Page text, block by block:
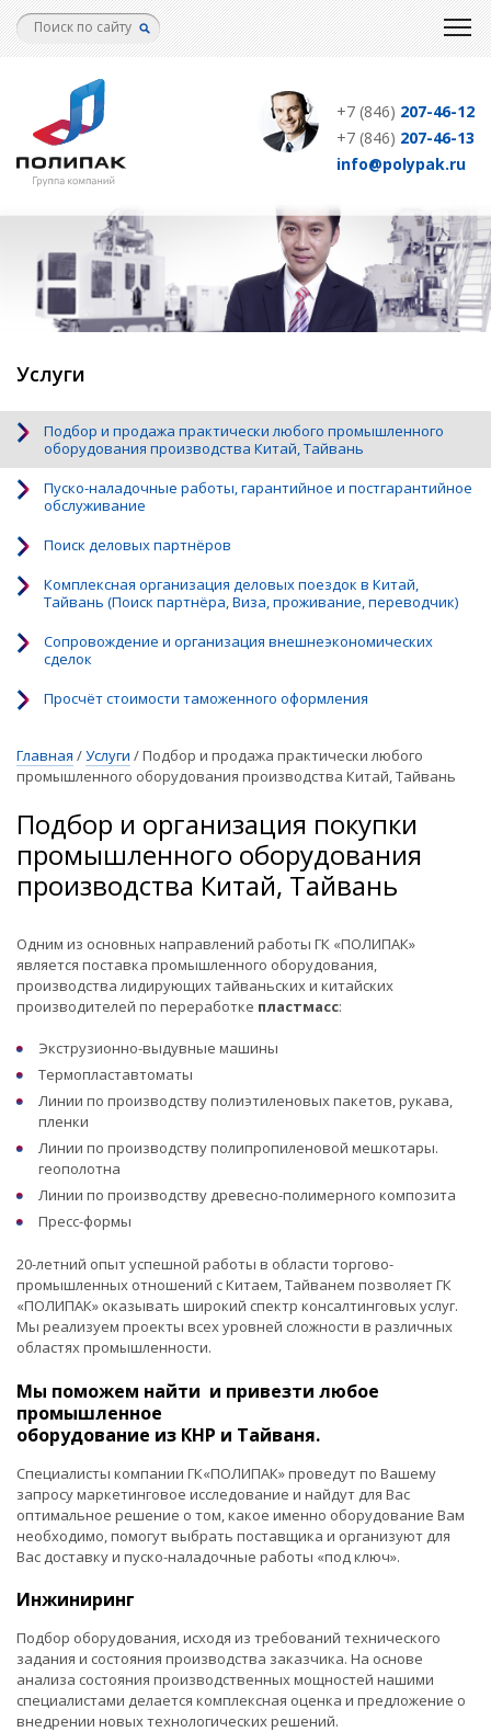
Перейти
к
+7 (846) 207-46-12
+7 (846) 207-46-13
info@polypak.ru
Услуги
Подбор и продажа практически любого промышленного
оборудования производства Китай, Тайвань
Пуско-наладочные работы, гарантийное и постгарантийное
обслуживание
Поиск деловых партнёров
Комплексная организация деловых поездок в Китай,
Тайвань (Поиск партнёра, Виза, проживание, переводчик)
Сопровождение и организация внешнеэкономических
сделок
Просчёт стоимости таможенного оформления
Главная /Услуги /Подбор и продажа практически любого
промышленного оборудования производства Китай, Тайвань
Подбор и организация покупки
промышленного оборудования
производства Китай, Тайвань
Одним из основных направлений работы ГК «ПОЛИПАК»
является поставка промышленного оборудования,
производства лидирующих тайваньских и китайских
производителей по переработке пластмасс:
Экструзионно-выдувные машины
Термопластавтоматы
Линии по производству полиэтиленовых пакетов, рукава,
пленки
Линии по производству полипропиленовой мешкотары.
геополотна
Линии по производству древесно-полимерного композита
Пресс-формы
20-летний опыт успешной работы в области торгово-
промышленных отношений с Китаем, Тайванем позволяет ГК
«ПОЛИПАК» оказывать широкий спектр консалтинговых услуг.
Мы реализуем проекты всех уровней сложности в различных
областях промышленности.
Мы поможем найти и привезти любое
промышленное
оборудование из КНР и Тайваня.
Специалисты компании ГК«ПОЛИПАК» проведут по Вашему
запросу маркетинговое исследование и найдут для Вас
оптимальное решение о том, какое именно оборудование Вам
необходимо, помогут выбрать поставщика и организуют для
Вас доставку и пуско-наладочные работы «под ключ».
Инжиниринг
Подбор оборудования, исходя из требований технического
задания и состояния производства заказчика. На основе
анализа состояния производственных мощностей нашими
специалистами делается комплексная оценка и предложение о
внедрении новых технологических решений.